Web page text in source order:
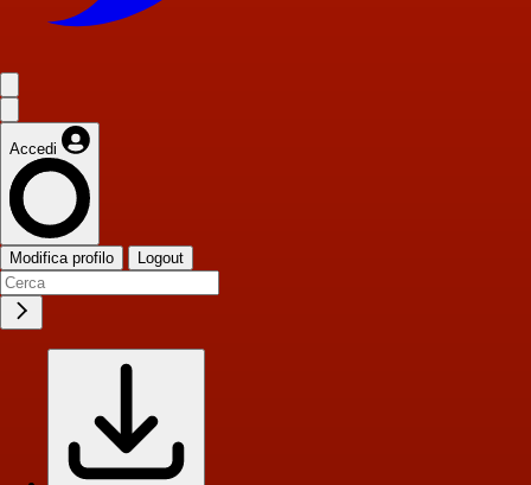
Accedi
Modifica profilo Logout